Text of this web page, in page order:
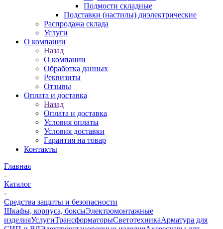
Подмости складные
Подставки (настилы) диэлектрические
Распродажа склада
Услуги
О компании
Назад
О компании
Обработка данных
Реквизиты
Отзывы
Оплата и доставка
Назад
Оплата и доставка
Условия оплаты
Условия доставки
Гарантия на товар
Контакты
Главная
-
Каталог
-
Средства защиты и безопасности
Шкафы, корпуса, боксыЭлектромонтажные
изделияУслугиТрансформаторыСветотехникаАрматура для